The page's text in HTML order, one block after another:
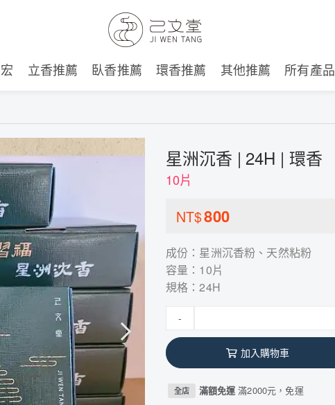
立香推薦 臥香推薦 環香推薦 其他推薦 所有產品
星洲沉香 | 24H | 環香
10片
NT$800
成份：星洲沉香粉、天然粘粉
容量：10片
規格：24H
-
加入購物車
全店 滿額免運滿2000元，免運